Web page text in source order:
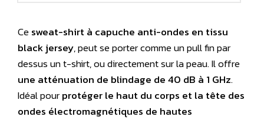
Cesweat-shirt à capuche anti-ondes en tissu
black jersey, peut se porter comme un pull fin par
dessus un t-shirt, ou directement sur la peau. Il offre
une atténuation de blindage de 40 dB à 1 GHz.
Idéal pourprotéger le haut du corps et la tête des
ondes électromagnétiques de hautes